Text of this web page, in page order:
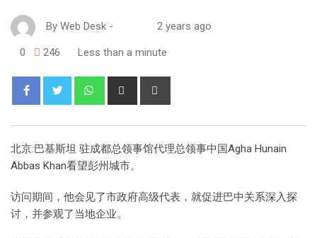
By Web Desk - 2 years ago
0 246 Less than a minute
北京:巴基斯坦 驻成都总领事馆代理总领事中国Agha Hunain
Abbas Khan看望彭州城市。
访问期间，他会见了市政府高级代表，就促进巴中关系深入探
讨，并参观了当地企业。